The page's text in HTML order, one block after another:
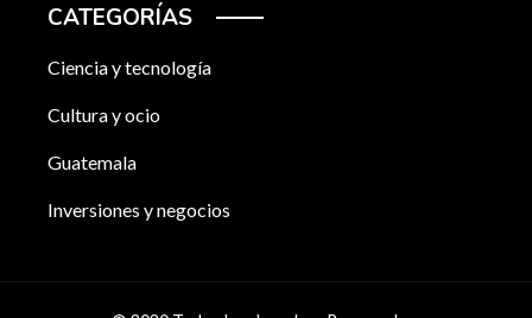
CATEGORÍAS
Ciencia y tecnología
Cultura y ocio
Guatemala
Inversiones y negocios